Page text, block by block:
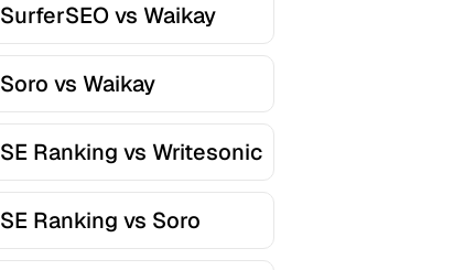
SurferSEO vs Waikay
Soro vs Waikay
SE Ranking vs Writesonic
SE Ranking vs Soro